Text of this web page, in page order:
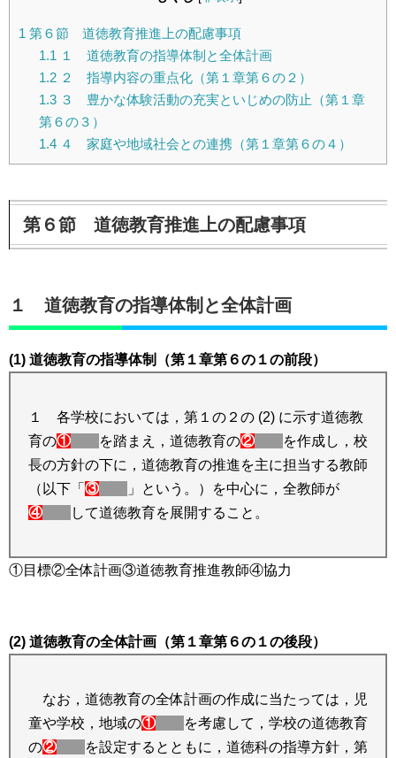
1 第６節 道徳教育推進上の配慮事項
1.1 １ 道徳教育の指導体制と全体計画
1.2２ 指導内容の重点化（第１章第６の２）
1.3３ 豊かな体験活動の充実といじめの防止（第１章
第６の３）
1.4４ 家庭や地域社会との連携（第１章第６の４）
第６節 道徳教育推進上の配慮事項
１ 道徳教育の指導体制と全体計画
(1) 道徳教育の指導体制（第１章第６の１の前段）
１ 各学校においては，第１の２の (2) に示す道徳教
育の① を踏まえ，道徳教育の②
を作成し，校
長の方針の下に，道徳教育の推進を主に担当する教師
（以下「 ③
」という。）を中心に，全教師が
④
して道徳教育を展開すること。
①目標②全体計画③道徳教育推進教師④協力
(2) 道徳教育の全体計画（第１章第６の１の後段）
なお，道徳教育の全体計画の作成に当たっては，児
童や学校，地域の①
を考慮して，学校の道徳教育
の②
を設定するとともに，道徳科の指導方針，第